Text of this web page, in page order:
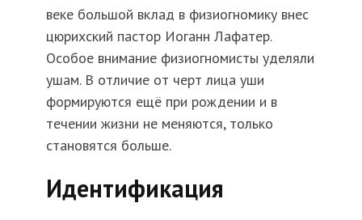
веке большой вклад в физиогномику внес
цюрихский пастор Иоганн Лафатер.
Особое внимание физиогномисты уделяли
ушам. В отличие от черт лица уши
формируются ещё при рождении и в
течении жизни не меняются, только
становятся больше.
Идентификация